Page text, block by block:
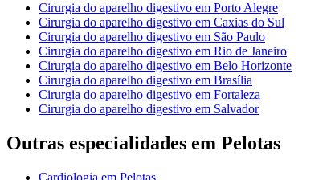
Cirurgia do aparelho digestivo em Porto Alegre
Cirurgia do aparelho digestivo em Caxias do Sul
Cirurgia do aparelho digestivo em São Paulo
Cirurgia do aparelho digestivo em Rio de Janeiro
Cirurgia do aparelho digestivo em Belo Horizonte
Cirurgia do aparelho digestivo em Brasília
Cirurgia do aparelho digestivo em Fortaleza
Cirurgia do aparelho digestivo em Salvador
Outras especialidades em Pelotas